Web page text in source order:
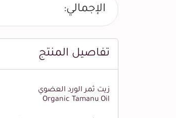
الإجمالي:
تفاصيل المنتج
زيت ثمر الورد العضوي
Organic Tamanu Oil